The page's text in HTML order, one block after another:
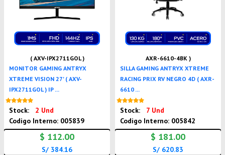
( AXV-IPX2711GOL )
MONITOR GAMING ANTRYX
XTREME VISION 27' ( AXV-
IPX2711GOL ) IP ...
Stock:
2 Und
Codigo Interno: 005839
$ 112.00
S/ 384.16
AXR-6610-4BK )
SILLA GAMING ANTRYX XTREME
RACING PRIX RV NEGRO 4D ( AXR-
6610 ...
Stock:
7 Und
Codigo Interno: 005842
$ 181.00
S/ 620.83